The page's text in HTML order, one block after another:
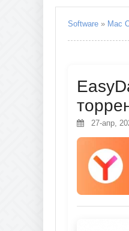
Software » Mac
27-апр,